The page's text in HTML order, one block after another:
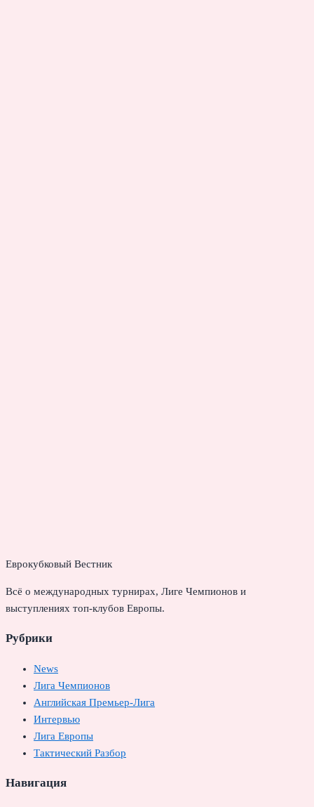
Еврокубковый Вестник
Всё о международных турнирах, Лиге Чемпионов и
выступлениях топ-клубов Европы.
Рубрики
News
Лига Чемпионов
Английская Премьер-Лига
Интервью
Лига Европы
Тактический Разбор
Навигация